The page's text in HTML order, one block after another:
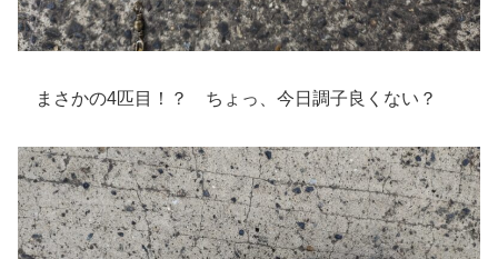
まさかの4匹目！？ ちょっ、今日調子良くない？